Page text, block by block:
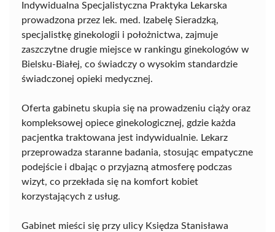
Indywidualna Specjalistyczna Praktyka Lekarska
prowadzona przez lek. med. Izabelę Sieradzką,
specjalistkę ginekologii i położnictwa, zajmuje
zaszczytne drugie miejsce w rankingu ginekologów w
Bielsku-Białej, co świadczy o wysokim standardzie
świadczonej opieki medycznej.
Oferta gabinetu skupia się na prowadzeniu ciąży oraz
kompleksowej opiece ginekologicznej, gdzie każda
pacjentka traktowana jest indywidualnie. Lekarz
przeprowadza staranne badania, stosując empatyczne
podejście i dbając o przyjazną atmosferę podczas
wizyt, co przekłada się na komfort kobiet
korzystających z usług.
Gabinet mieści się przy ulicy Księdza Stanisława